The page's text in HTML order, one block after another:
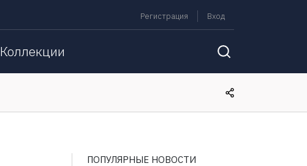
Регистрация Вход
Коллекции
ПОПУЛЯРНЫЕ НОВОСТИ